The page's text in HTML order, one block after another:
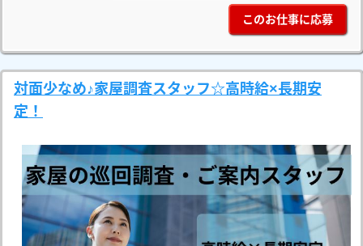
このお仕事に応募
対面少なめ♪家屋調査スタッフ☆高時給×長期安
定！